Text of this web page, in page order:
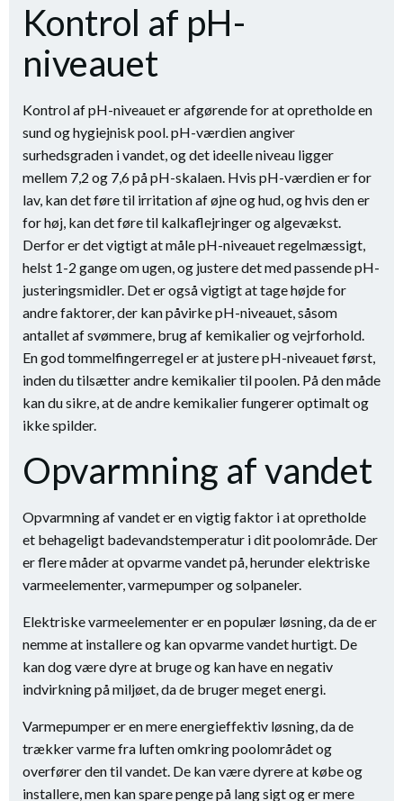
Kontrol af pH-
niveauet
Kontrol af pH-niveauet er afgørende for at opretholde en
sund og hygiejnisk pool. pH-værdien angiver
surhedsgraden i vandet, og det ideelle niveau ligger
mellem 7,2 og 7,6 på pH-skalaen. Hvis pH-værdien er for
lav, kan det føre til irritation af øjne og hud, og hvis den er
for høj, kan det føre til kalkaflejringer og algevækst.
Derfor er det vigtigt at måle pH-niveauet regelmæssigt,
helst 1-2 gange om ugen, og justere det med passende pH-
justeringsmidler. Det er også vigtigt at tage højde for
andre faktorer, der kan påvirke pH-niveauet, såsom
antallet af svømmere, brug af kemikalier og vejrforhold.
En god tommelfingerregel er at justere pH-niveauet først,
inden du tilsætter andre kemikalier til poolen. På den måde
kan du sikre, at de andre kemikalier fungerer optimalt og
ikke spilder.
Opvarmning af vandet
Opvarmning af vandet er en vigtig faktor i at opretholde
et behageligt badevandstemperatur i dit poolområde. Der
er flere måder at opvarme vandet på, herunder elektriske
varmeelementer, varmepumper og solpaneler.
Elektriske varmeelementer er en populær løsning, da de er
nemme at installere og kan opvarme vandet hurtigt. De
kan dog være dyre at bruge og kan have en negativ
indvirkning på miljøet, da de bruger meget energi.
Varmepumper er en mere energieffektiv løsning, da de
trækker varme fra luften omkring poolområdet og
overfører den til vandet. De kan være dyrere at købe og
installere, men kan spare penge på lang sigt og er mere